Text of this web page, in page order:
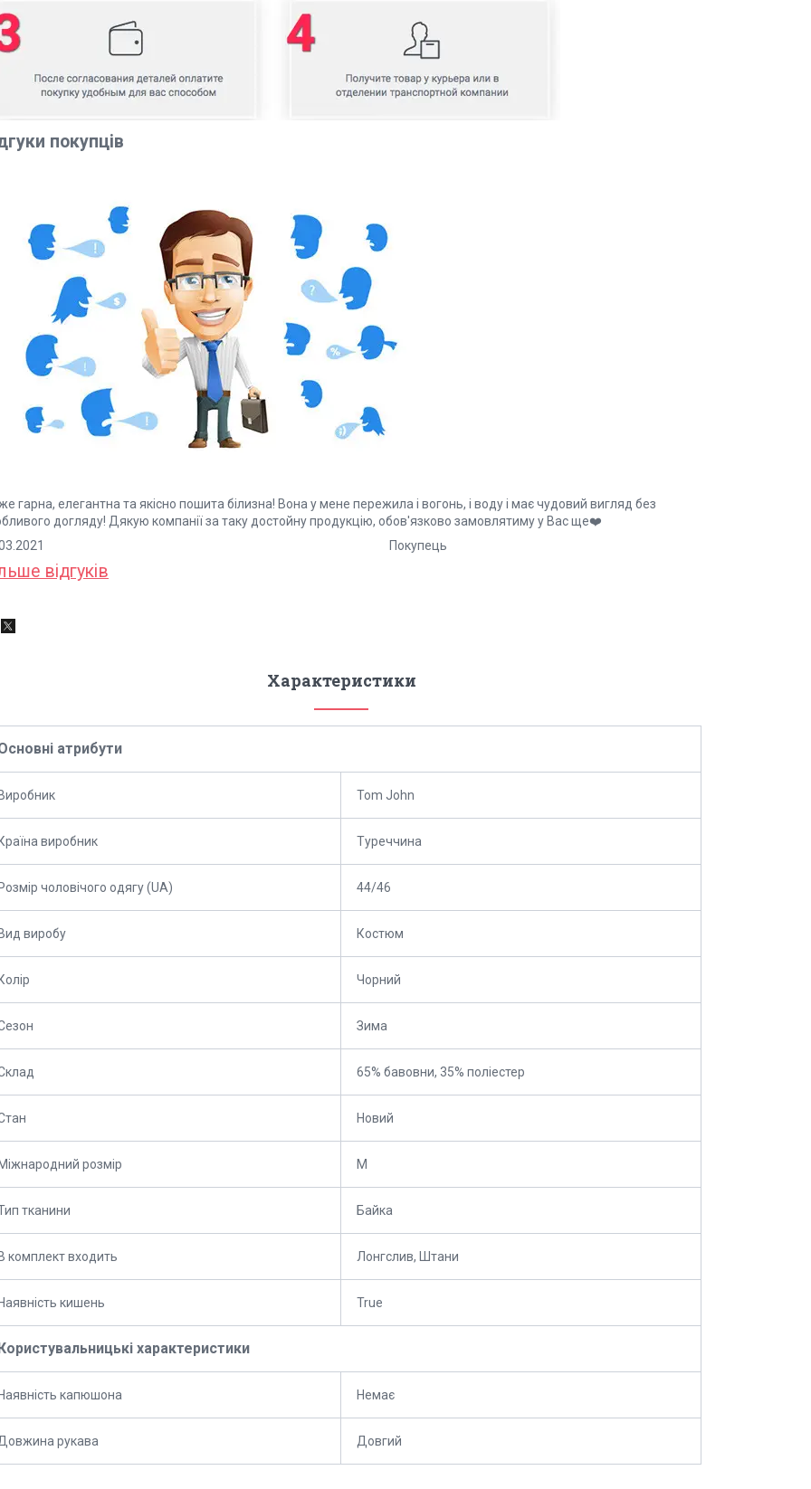
покупців
гарна, елегантна та якісно пошита білизна! Вона у мене пережила і вогонь, і воду і має чудовий вигляд без
догляду! Дякую компанії за таку достойну продукцію, обов'язково замовлятиму у Вас ще❤️
Покупець
відгуків
Характеристики
атрибути
Виробник Tom John
Країна виробник Туреччина
Розмір чоловічого одягу (UA) 44/46
Вид виробу Костюм
Колір Чорний
Зима
65% бавовни, 35% поліестер
Новий
Міжнародний розмір M
тканини Байка
В комплект входить Лонгслив, Штани
Наявність кишень True
характеристики
Наявність капюшона Немає
рукава Довгий